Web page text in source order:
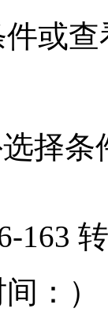
或查
择条
163 转
： ）